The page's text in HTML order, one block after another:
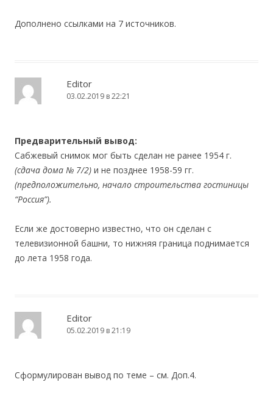
Дополнено ссылками на 7 источников.
Editor
03.02.2019 в 22:21
Предварительный вывод:
Сабжевый снимок мог быть сделан не ранее 1954 г.
(сдача дома № 7/2) и не позднее 1958-59 гг.
(предположительно, начало строительства гостиницы
“Россия”).
Если же достоверно известно, что он сделан с
телевизионной башни, то нижняя граница поднимается
до лета 1958 года.
Editor
05.02.2019 в 21:19
Сформулирован вывод по теме – см. Доп.4.